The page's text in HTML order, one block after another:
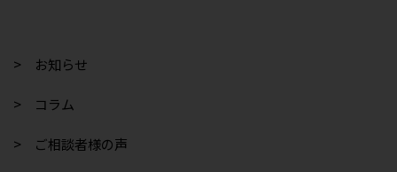
> お知らせ
> コラム
> ご相談者様の声